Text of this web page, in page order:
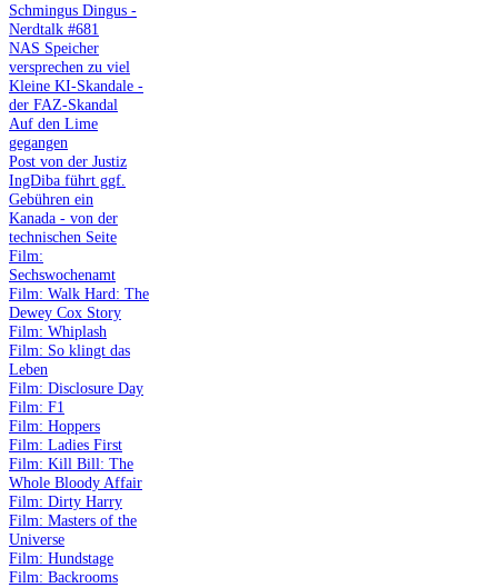
Schmingus Dingus -
Nerdtalk #681
NAS Speicher
versprechen zu viel
Kleine KI-Skandale -
der FAZ-Skandal
Auf den Lime
gegangen
Post von der Justiz
IngDiba führt ggf.
Gebühren ein
Kanada - von der
technischen Seite
Film:
Sechswochenamt
Film: Walk Hard: The
Dewey Cox Story
Film: Whiplash
Film: So klingt das
Leben
Film: Disclosure Day
Film: F1
Film: Hoppers
Film: Ladies First
Film: Kill Bill: The
Whole Bloody Affair
Film: Dirty Harry
Film: Masters of the
Universe
Film: Hundstage
Film: Backrooms